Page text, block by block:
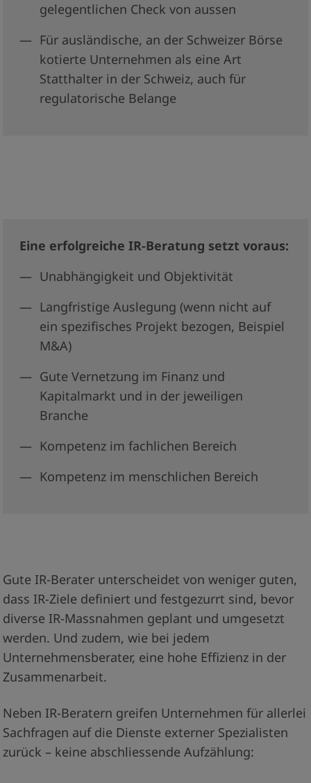
gelegentlichen Check von aussen
Für ausländische, an der Schweizer Börse
kotierte Unternehmen als eine Art
Statthalter in der Schweiz, auch für
regulatorische Belange
Eine erfolgreiche IR-Beratung setzt voraus:
Unabhängigkeit und Objektivität
Langfristige Auslegung (wenn nicht auf
ein spezifisches Projekt bezogen, Beispiel
M&A)
Gute Vernetzung im Finanz­ und
Kapitalmarkt und in der jeweiligen
Branche
Kompetenz im fachlichen Bereich
Kompetenz im menschlichen Bereich
Gute IR-Berater unterscheidet von weniger guten,
dass IR­-Ziele defi­niert und festgezurrt sind, bevor
diverse IR­-Massnahmen geplant und umgesetzt
werden. Und zudem, wie bei jedem
Unternehmensberater, eine hohe Effizienz in der
Zusammenarbeit.
Neben IR-­Beratern greifen Unternehmen für allerlei
Sachfragen auf die Dienste externer Spezialisten
zurück – keine abschliessende Aufzählung: